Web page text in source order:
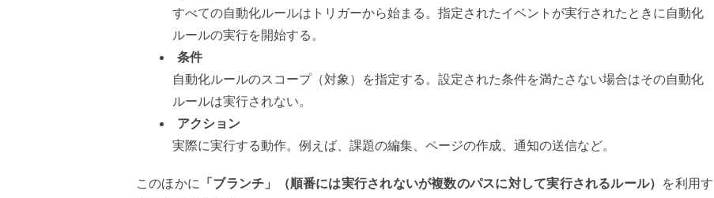
すべての自動化ルールはトリガーから始まる。指定されたイベントが実行されたときに自動化
ルールの実行を開始する。
条件
自動化ルールのスコープ（対象）を指定する。設定された条件を満たさない場合はその自動化
ルールは実行されない。
アクション
実際に実行する動作。例えば、課題の編集、ページの作成、通知の送信など。
このほかに 「ブランチ」（順番には実行されないが複数のパスに対して実行されるルール） を利用す